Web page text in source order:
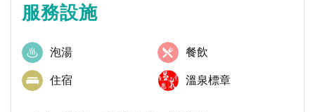
服務設施
泡湯 餐飲
住宿 溫泉標章